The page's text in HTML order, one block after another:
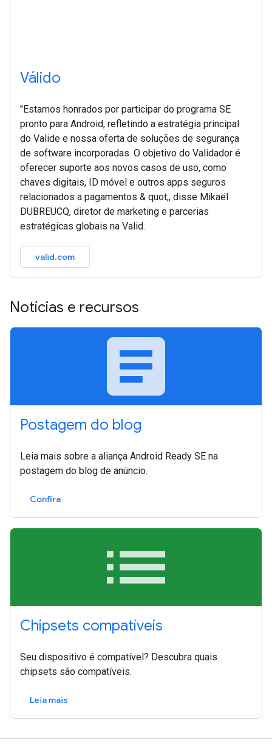
Válido
"Estamos honrados por participar do programa SE
pronto para Android, refletindo a estratégia principal
do Valide e nossa oferta de soluções de segurança
de software incorporadas. O objetivo do Validador é
oferecer suporte aos novos casos de uso, como
chaves digitais, ID móvel e outros apps seguros
relacionados a pagamentos & quot;, disse Mikaël
DUBREUCQ, diretor de marketing e parcerias
estratégicas globais na Valid.
valid.com
Notícias e recursos
article
Postagem do blog
Leia mais sobre a aliança Android Ready SE na
postagem do blog de anúncio.
Confira
list
Chipsets compatíveis
Seu dispositivo é compatível? Descubra quais
chipsets são compatíveis.
Leia mais